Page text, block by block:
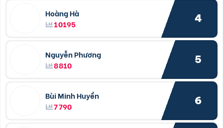
Hoàng Hà
10195
4
Nguyễn Phương
8810
5
Bùi Minh Huyền
7790
6